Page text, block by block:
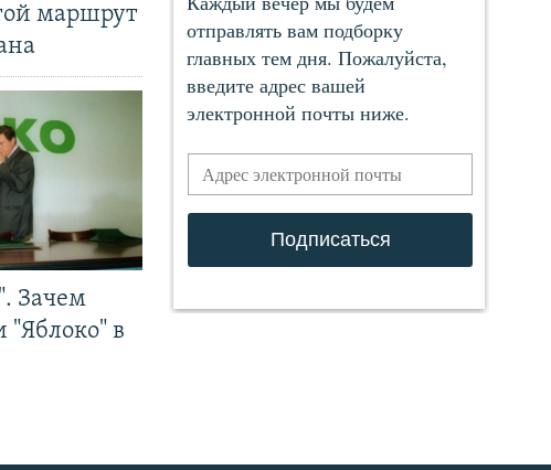
маршрут
Зачем
"Яблоко" в